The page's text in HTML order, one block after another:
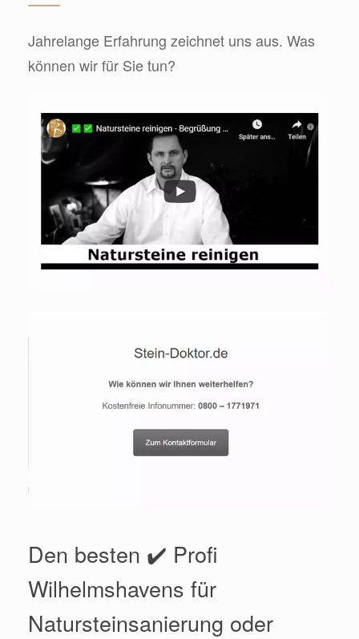
Jahrelange Erfahrung zeichnet uns aus. Was
können wir für Sie tun?
Den besten ✔️ Profi
Wilhelmshavens für
Natursteinsanierung oder